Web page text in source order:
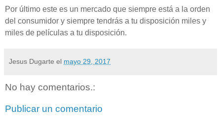
Por último este es un mercado que siempre está a la orden
del consumidor y siempre tendrás a tu disposición miles y
miles de películas a tu disposición.
Jesus Dugarte el mayo 29, 2017
No hay comentarios.:
Publicar un comentario